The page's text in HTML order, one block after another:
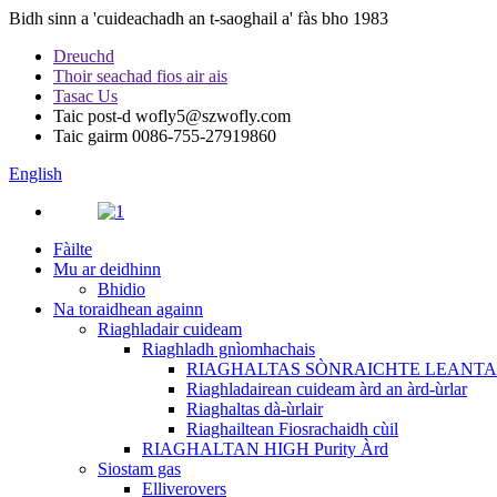
Bidh sinn a 'cuideachadh an t-saoghail a' fàs bho 1983
Dreuchd
Thoir seachad fios air ais
Tasac Us
Taic post-d wofly5@szwofly.com
Taic gairm 0086-755-27919860
English
Fàilte
Mu ar deidhinn
Bhidio
Na toraidhean againn
Riaghladair cuideam
Riaghladh gnìomhachais
RIAGHALTAS SÒNRAICHTE
Riaghladairean cuideam àrd an àrd-ùrlar
Riaghaltas dà-ùrlair
Riaghailtean Fiosrachaidh cùil
RIAGHALTAN HIGH Purity Àrd
Siostam gas
Elliverovers